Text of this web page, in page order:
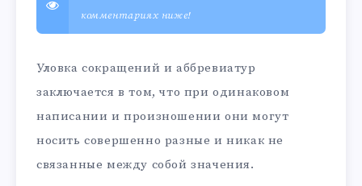
комментариях ниже!
Уловка сокращений и аббревиатур
заключается в том, что при одинаковом
написании и произношении они могут
носить совершенно разные и никак не
связанные между собой значения.